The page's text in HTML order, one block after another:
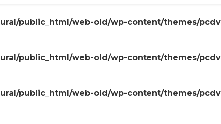
public_html/web-old/wp-content/themes/
public_html/web-old/wp-content/themes/
public_html/web-old/wp-content/themes/